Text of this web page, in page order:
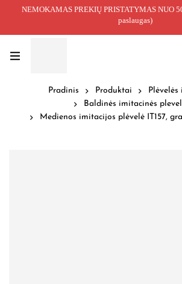
NEMOKAMAS PREKIŲ PRISTATYMAS NUO
paslaugas)
Pradinis Produktai
Baldinės imitacinės
Medienos imitacijos plėvelė IT157,